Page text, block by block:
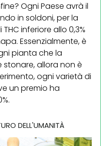
Ogni Paese avrà il
in soldoni, per la
inferiore allo 0,3%
Essenzialmente, è
pianta che la
stonare, allora non è
ogni varietà di
un premio ha
DELL'UMANITÀ